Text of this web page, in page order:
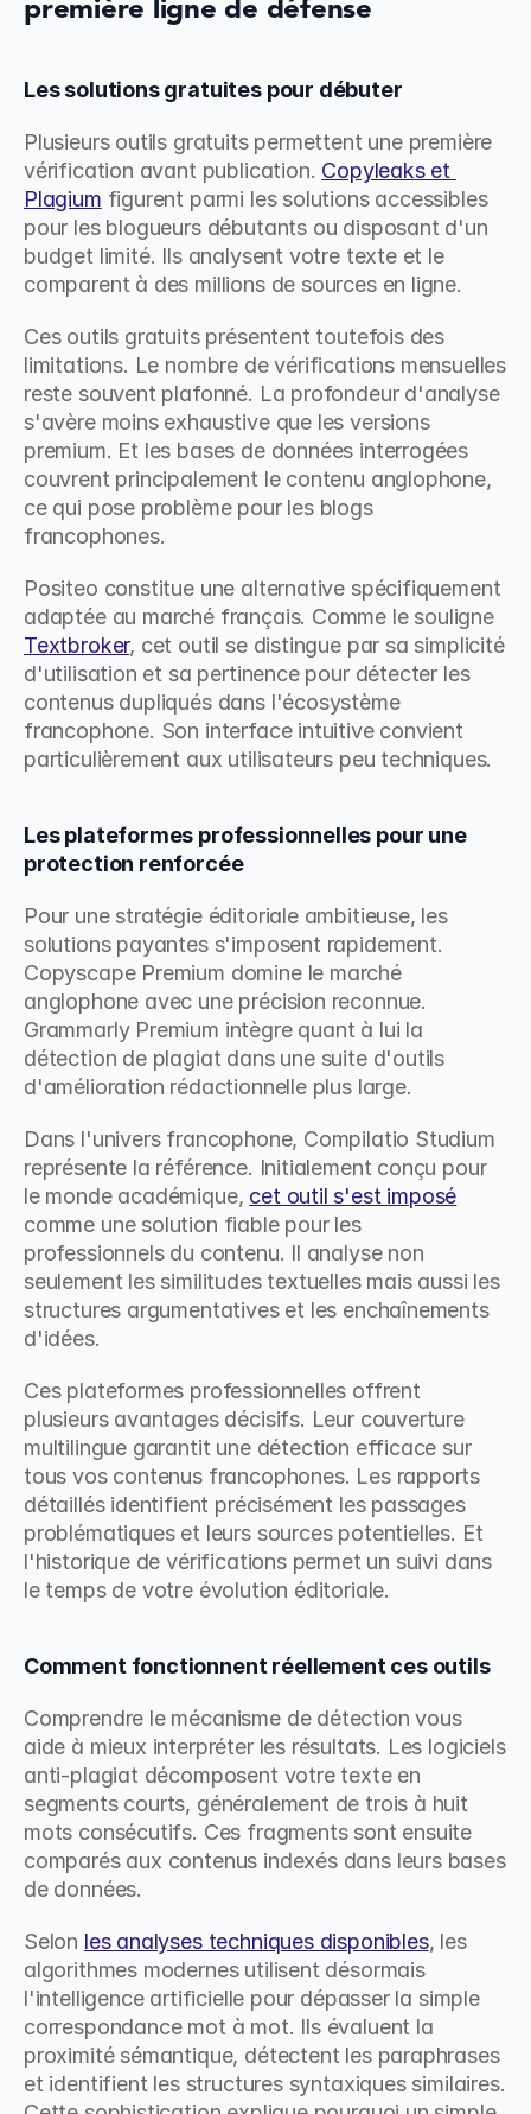
première ligne de défense
Les solutions gratuites pour débuter
Plusieurs outils gratuits permettent une première
vérification avant publication. Copyleaks et
Plagium figurent parmi les solutions accessibles
pour les blogueurs débutants ou disposant d'un
budget limité. Ils analysent votre texte et le
comparent à des millions de sources en ligne.
Ces outils gratuits présentent toutefois des
limitations. Le nombre de vérifications mensuelles
reste souvent plafonné. La profondeur d'analyse
s'avère moins exhaustive que les versions
premium. Et les bases de données interrogées
couvrent principalement le contenu anglophone,
ce qui pose problème pour les blogs
francophones.
Positeo constitue une alternative spécifiquement
adaptée au marché français. Comme le souligne
Textbroker, cet outil se distingue par sa simplicité
d'utilisation et sa pertinence pour détecter les
contenus dupliqués dans l'écosystème
francophone. Son interface intuitive convient
particulièrement aux utilisateurs peu techniques.
Les plateformes professionnelles pour une
protection renforcée
Pour une stratégie éditoriale ambitieuse, les
solutions payantes s'imposent rapidement.
Copyscape Premium domine le marché
anglophone avec une précision reconnue.
Grammarly Premium intègre quant à lui la
détection de plagiat dans une suite d'outils
d'amélioration rédactionnelle plus large.
Dans l'univers francophone, Compilatio Studium
représente la référence. Initialement conçu pour
le monde académique, cet outil s'est imposé
comme une solution fiable pour les
professionnels du contenu. Il analyse non
seulement les similitudes textuelles mais aussi les
structures argumentatives et les enchaînements
d'idées.
Ces plateformes professionnelles offrent
plusieurs avantages décisifs. Leur couverture
multilingue garantit une détection efficace sur
tous vos contenus francophones. Les rapports
détaillés identifient précisément les passages
problématiques et leurs sources potentielles. Et
l'historique de vérifications permet un suivi dans
le temps de votre évolution éditoriale.
Comment fonctionnent réellement ces outils
Comprendre le mécanisme de détection vous
aide à mieux interpréter les résultats. Les logiciels
anti-plagiat décomposent votre texte en
segments courts, généralement de trois à huit
mots consécutifs. Ces fragments sont ensuite
comparés aux contenus indexés dans leurs bases
de données.
Selon les analyses techniques disponibles, les
algorithmes modernes utilisent désormais
l'intelligence artificielle pour dépasser la simple
correspondance mot à mot. Ils évaluent la
proximité sémantique, détectent les paraphrases
et identifient les structures syntaxiques similaires.